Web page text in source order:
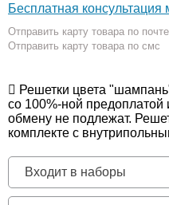
Бесплатная
Отправить карту товара по почте
Отправить карту товара по смс
Решетки цвета
со 100%-ной предоплатой
обмену не подлежат.
комплекте с
Входит в наборы